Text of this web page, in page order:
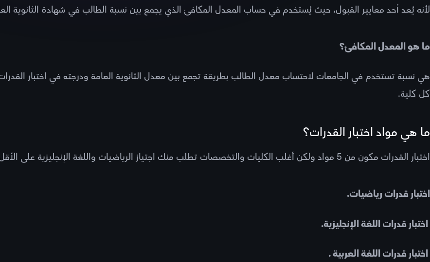
لأنه يُعد أحد معايير القبول، حيث يُستخدم في حساب المعدل المكافئ الذي يجمع بين نسبة الطالب في شهادة الثانوية
ما هو المعدل المكافئ؟
هي نسبة تستخدم في الجامعات لاحتساب معدل الطالب بطريقة تجمع بين معدل الثانوية العامة ودرجته في اختبار
كل كلية.
ما هي مواد اختبار القدرات؟
اختبار القدرات مكون من 5 مواد ولكن أغلب الكليات والتخصصات تطلب منك اجتياز الرياضيات واللغة الإنجليزية على الأقل.
اختبار قدرات رياضيات.
اختبار قدرات اللغة الإنجليزية.
اختبار قدرات اللغة العربية .